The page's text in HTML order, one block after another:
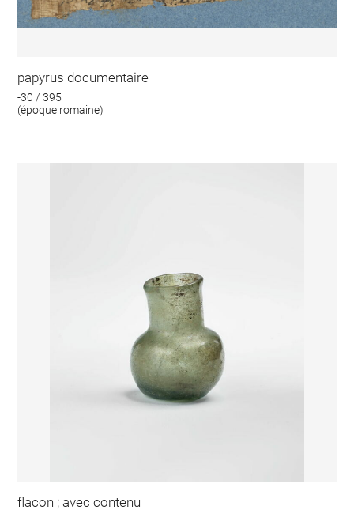
papyrus documentaire
-30 / 395
(époque romaine)
flacon ; avec contenu